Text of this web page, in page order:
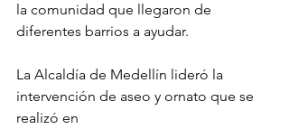
la comunidad que llegaron de
diferentes barrios a ayudar.
La Alcaldía de Medellín lideró la
intervención de aseo y ornato que se
realizó en